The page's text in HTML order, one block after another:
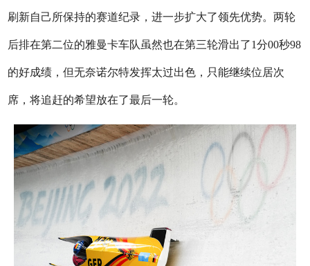
刷新自己所保持的赛道纪录，进一步扩大了领先优势。两轮
后排在第二位的雅曼卡车队虽然也在第三轮滑出了1分00秒98
的好成绩，但无奈诺尔特发挥太过出色，只能继续位居次
席，将追赶的希望放在了最后一轮。